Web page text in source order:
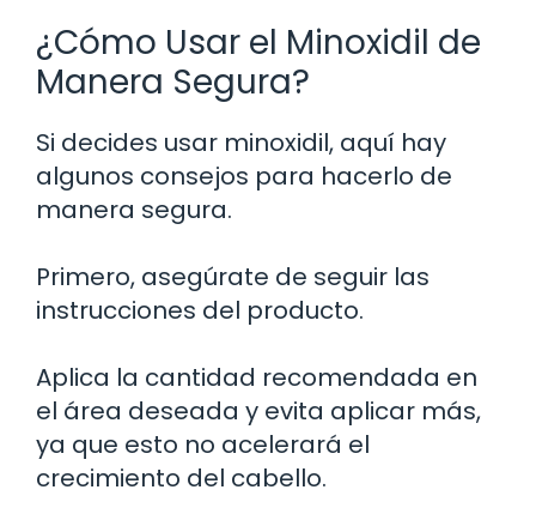
¿Cómo Usar el Minoxidil de
Manera Segura?
Si decides usar minoxidil, aquí hay
algunos consejos para hacerlo de
manera segura.
Primero, asegúrate de seguir las
instrucciones del producto.
Aplica la cantidad recomendada en
el área deseada y evita aplicar más,
ya que esto no acelerará el
crecimiento del cabello.